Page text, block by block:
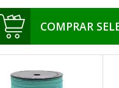
COMPRAR